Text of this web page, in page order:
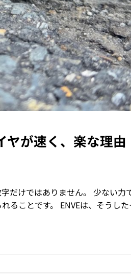
ヤが速く、楽な理由
だけではありません。 少ない力
ることです。 ENVEは、そうし